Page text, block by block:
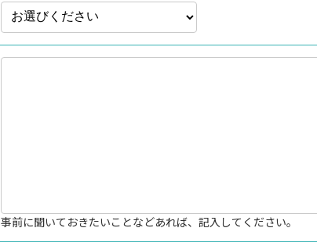
事前に聞いておきたいことなどあれば、記入してください。